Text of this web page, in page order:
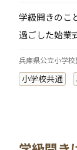
学級開きのこ
過ごした始業
兵庫県公立小学
小学校共通